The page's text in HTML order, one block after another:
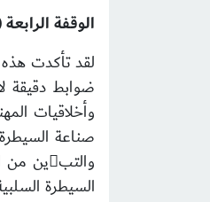
الوقفة
لقد تأكدت هذه
ضوابط دقيقة
وأخلاقيات
صناعة
والتبين من الخبر. لقد أتاحت وسائل الإعلام المتنوعة والحريات، ووفرة المعلومات أن يشارك الإعلامي
السيطرة